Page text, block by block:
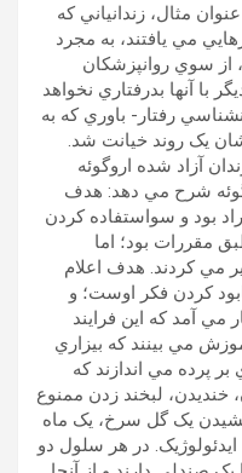
مثال، زندانياني که
مي يافتند، به مجرد
از سوي روانپزشکان
با آنها بدرفتاري نخواهد
رفتار- باوري که به
يک روند خيانت شد.
آزاد شده اروگوئه
شرح مي دهد: هدف
بود و سواستفاده کردن
مقررات بود؛ اما
مي کردند. هدف اعلام
کردن فکر اوست؛ و
آمد که اين فرايند
مي بينند که بيزاري
پرده مي اندازند که
خنديدن، لبخند زدن ممنوع
يک گل سرخ، يک ماه
در هر سلول دو